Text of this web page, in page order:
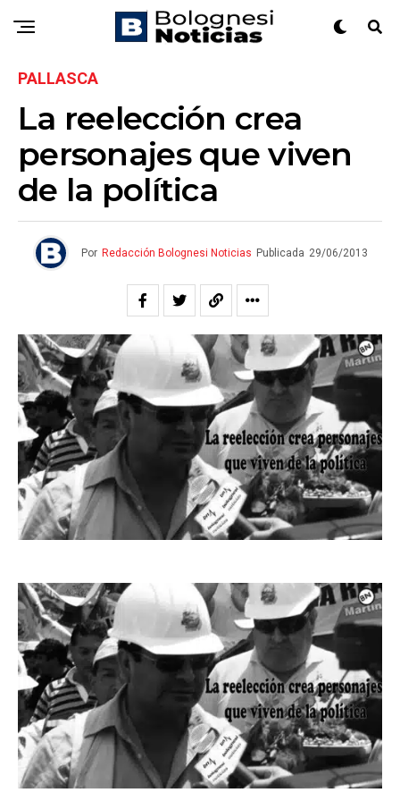
PALLASCA
La reelección crea
personajes que viven
de la política
Por Redacción Bolognesi Noticias Publicada 29/06/2013